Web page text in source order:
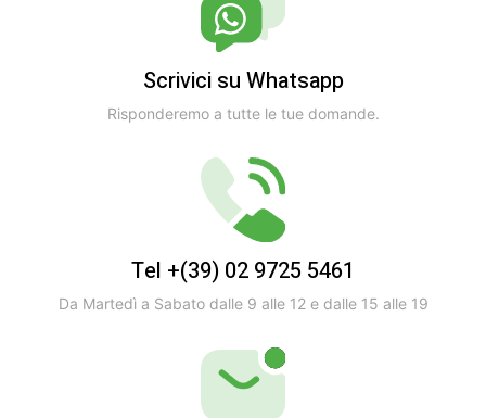
Scrivici su Whatsapp
Risponderemo a tutte le tue domande.
Tel +(39) 02 9725 5461
Da Martedì a Sabato dalle 9 alle 12 e dalle 15 alle 19